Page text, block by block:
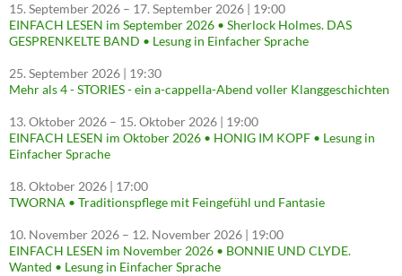
15. September 2026 – 17. September 2026 | 19:00
EINFACH LESEN im September 2026 • Sherlock Holmes. DAS
GESPRENKELTE BAND • Lesung in Einfacher Sprache
25. September 2026 | 19:30
Mehr als 4 - STORIES - ein a-cappella-Abend voller Klanggeschichten
13. Oktober 2026 – 15. Oktober 2026 | 19:00
EINFACH LESEN im Oktober 2026 • HONIG IM KOPF • Lesung in
Einfacher Sprache
18. Oktober 2026 | 17:00
TWORNA • Traditionspflege mit Feingefühl und Fantasie
10. November 2026 – 12. November 2026 | 19:00
EINFACH LESEN im November 2026 • BONNIE UND CLYDE.
Wanted • Lesung in Einfacher Sprache